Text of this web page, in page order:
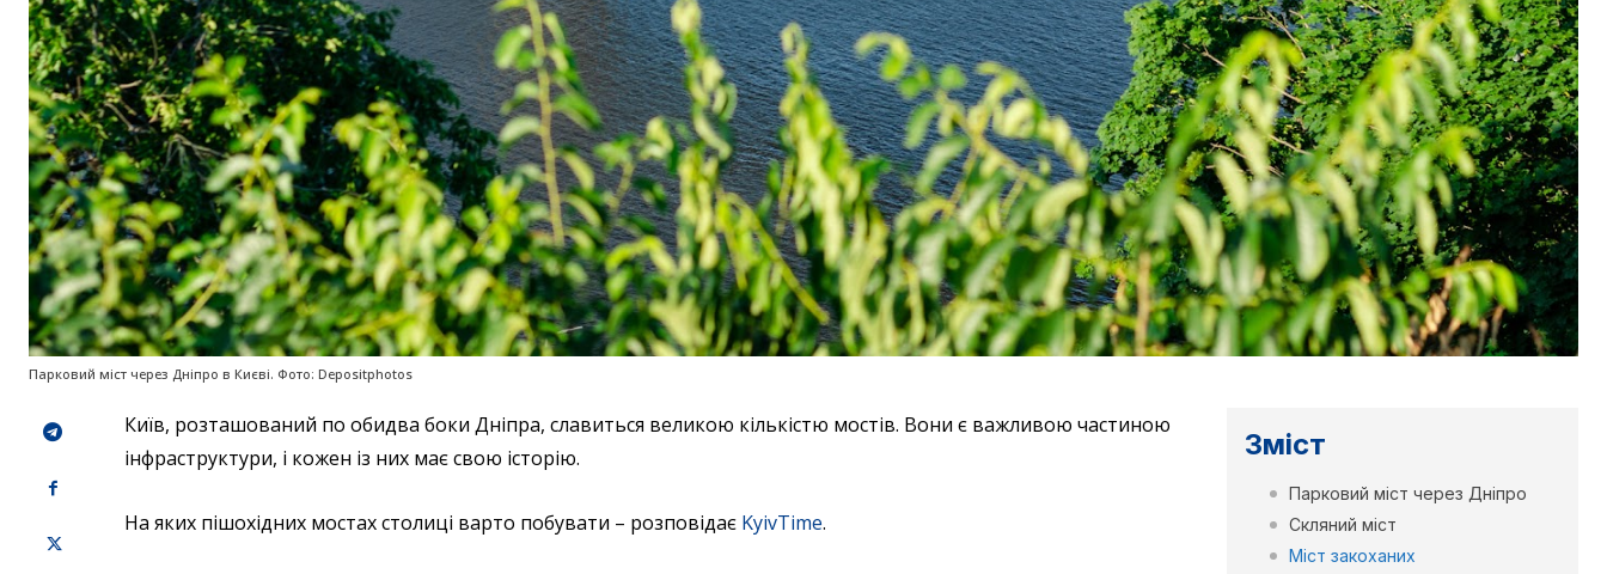
Парковий міст через Дніпро в Києві. Фото: Depositphotos
Київ, розташований по обидва боки Дніпра, славиться великою кількістю мостів. Вони є важливою частиною
інфраструктури, і кожен із них має свою історію.
На яких пішохідних мостах столиці варто побувати – розповідає KyivTime.
Зміст
Парковий міст через Дніпро
Скляний міст
Міст закоханих